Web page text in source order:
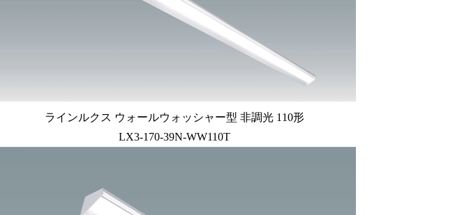
ラインルクス ウォールウォッシャー型 非調光 110形
LX3-170-39N-WW110T